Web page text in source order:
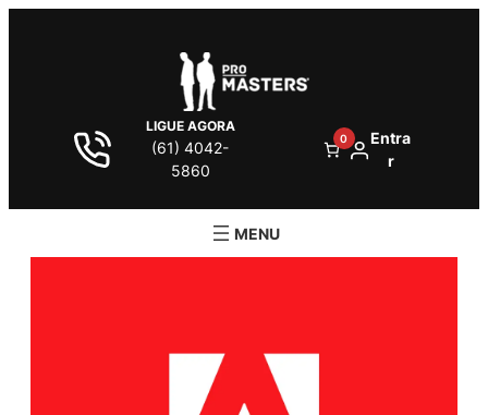
LIGUE AGORA
(61) 4042-
5860
0
Entra
r